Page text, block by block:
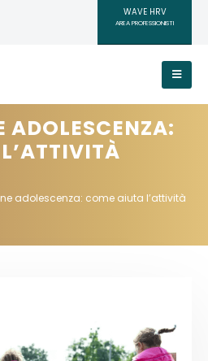
WAVE HRV
AREA PROFESSIONISTI
ADOLESCENZA:
adolescenza: come aiuta l’attività